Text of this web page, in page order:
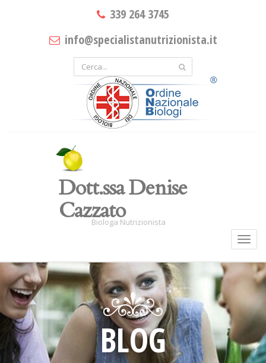
339 264 3745
info@specialistanutrizionista.it
Dott.ssa Denise
CazzatoBiologa Nutrizionista
BLOG